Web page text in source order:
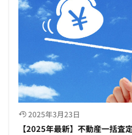
2025年3月23日
【2025年最新】不動産一括査